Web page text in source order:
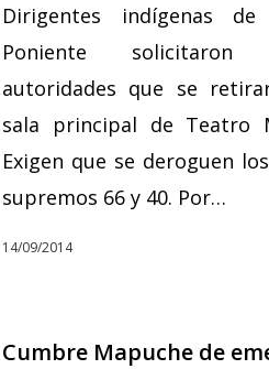
Dirigentes indígenas de
Poniente
autoridades que se
sala principal de Teatro
Exigen que se deroguen
supremos 66 y 40. Por…
14/09/2014
Cumbre Mapuche de